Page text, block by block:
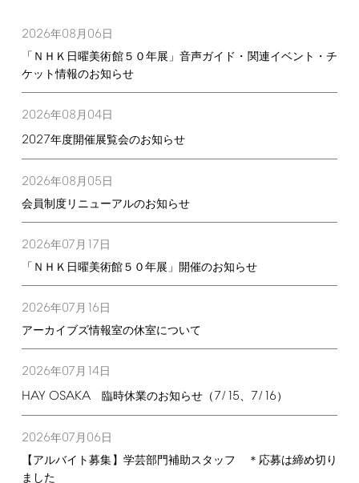
2026年08月 06日
「ＮＨＫ日曜美術館５０年展」音声ガイド・関連イベント・チ
ケット情報のお知らせ
2026年08月 04日
2027年度開催展覧会のお知らせ
2026年08月 05日
会員制度リニューアルのお知らせ
2026年07月 17日
「ＮＨＫ日曜美術館５０年展」開催のお知らせ
2026年07月 16日
アーカイブズ情報室の休室について
2026年07月 14日
HAY OSAKA臨時休業のお知らせ（7/15、 7/16）
2026年07月 06日
【アルバイト募集】学芸部門補助スタッフ ＊応募は締め切り
ました